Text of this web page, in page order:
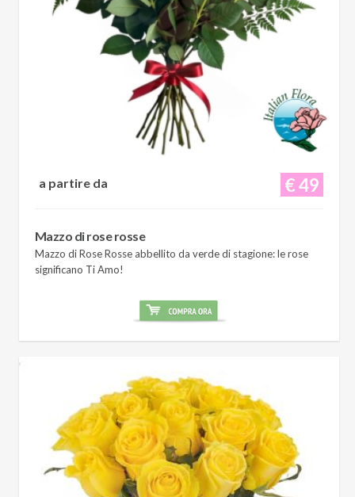
€ 49
a partire da
Mazzo di rose rosse
Mazzo di Rose Rosse abbellito da verde di stagione: le rose
significano Ti Amo!